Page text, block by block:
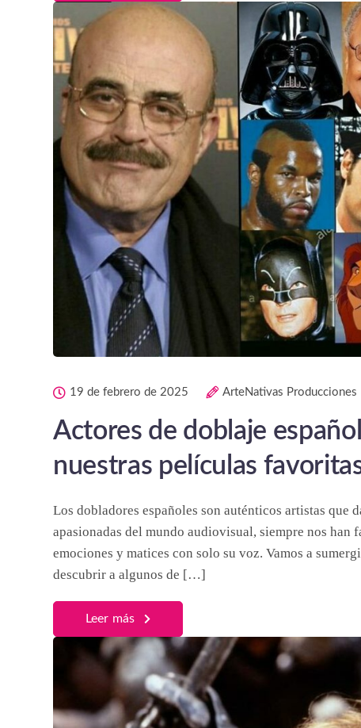
19 de febrero de 2025 ArteNativas Producciones
Actores de doblaje
nuestras películas
Los dobladores españoles son auténticos artistas que
apasionadas del mundo audiovisual, siempre nos
emociones y matices con solo su voz. Vamos a
descubrir a algunos de […]
Leer más